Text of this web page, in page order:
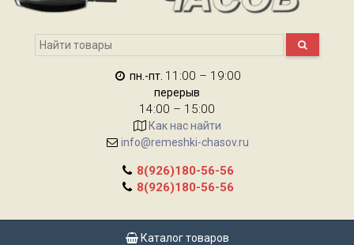
пн.-пт. 11:00 – 19:00
перерыв
14:00 – 15:00
Как нас найти
info@remeshki-chasov.ru
8(926)180-56-56
8(926)180-56-56
Каталог товаров